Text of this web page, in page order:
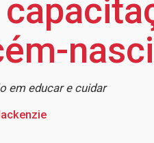
em educar e cuidar